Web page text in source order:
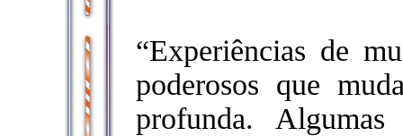
“Experiências de
poderosos que
profunda.